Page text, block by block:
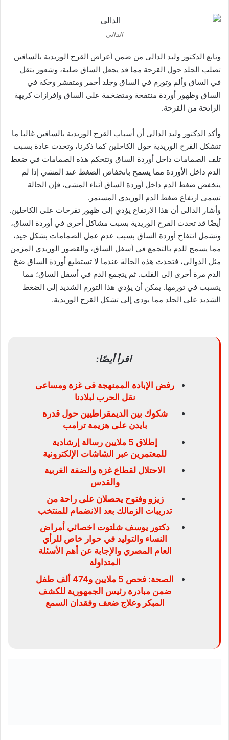
الدالى
وتابع الدكتور وليد الدالى من ضمن أعراض القرح الوريدية بالساقين
تصلب الجلد حول القرحة مما قد يجعل الساق صلبة، وشعور بثقل
في الساق وألم وتورم في الساق وجلد أحمر ومتقشر وحكة في
الساق وظهور أوردة منتفخة ومتضخمة على الساق وإفرازات كريهة
الرائحة من القرحة.
وأكد الدكتور وليد الدالى أن أسباب القرح الوريدية بالساقين غالبا ما
تتشكل القرح الوريدية حول الكاحلين كما ذكرنا، وتحدث عادة بسبب
تلف الصمامات داخل أوردة الساق وتتحكم هذه الصمامات في ضغط
الدم داخل الأوردة مما يسمح بانخفاض الضغط عند المشي إذا لم
ينخفض ضغط الدم داخل أوردة الساق أثناء المشي، فإن الحالة
تسمى ارتفاع ضغط الدم الوريدي المستمر.
وأشار الدالى أن هذا الارتفاع يؤدي إلى ظهور تقرحات على الكاحلين.
أيضًا قد تحدث القرح الوريدية بسبب مشاكل أخرى في أوردة الساق،
وتشمل انتفاخ أوردة الساق بسبب عدم عمل الصمامات بشكل جيد،
مما يسمح للدم بالتجمع في أسفل الساق، والقصور الوريدي المزمن
مثل الدوالي، فتحدث هذه الحالة عندما لا تستطيع أوردة الساق ضخ
الدم مرة أخرى إلى القلب. ثم يتجمع الدم في أسفل الساق؛ مما
يتسبب في تورمها. يمكن أن يؤدي هذا التورم الشديد إلى الضغط
الشديد على الجلد مما يؤدي إلى تشكل القرح الوريدية.
اقرأ أيضًا:
رفض الإبادة الممنهجة فى غزة ومساعى
نقل الحرب لبلادنا
شكوك بين الديمقراطيين حول قدرة
بايدن على هزيمة ترامب
إطلاق 5 ملايين رسالة إرشادية
للمعتمرين عبر الشاشات الإلكترونية
الاحتلال لقطاع غزة والضفة الغربية
والقدس
زيزو وفتوح يحصلان على راحة من
تدريبات الزمالك بعد الانضمام للمنتخب
دكتور يوسف شلتوت اخصائي أمراض
النساء والتوليد في حوار خاص للرأي
العام المصري والإجابة عن أهم الأسئلة
المتداولة
الصحة: فحص 5 ملايين و474 ألف طفل
ضمن مبادرة رئيس الجمهورية للكشف
المبكر وعلاج ضعف وفقدان السمع